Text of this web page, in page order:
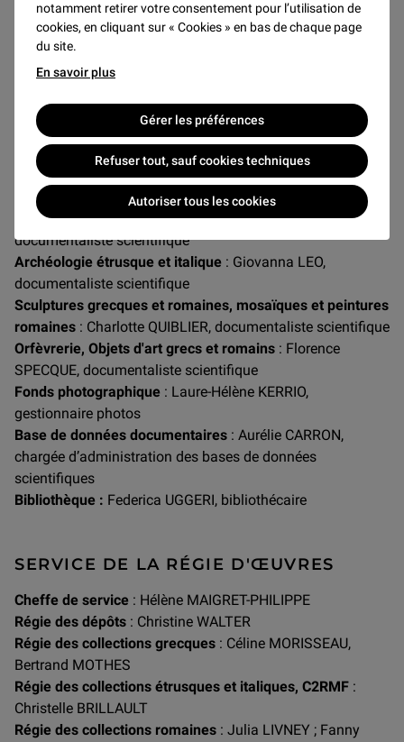
notamment retirer votre consentement pour l’utilisation de
cookies, en cliquant sur « Cookies » en bas de chaque page
du site.
En savoir plus
Gérer les préférences
Refuser tout, sauf cookies techniques
Autoriser tous les cookies
SERVICE D'ÉTUDES ET DE
DOCUMENTATION
Bronzes grecs et romains
: Aurélie CARRON,
documentaliste scientifique
Terres cuites grecques et romaines et inscriptions
grecques: Laura FAVREAU, documentaliste scientifique
Céramique grecque: Alexandra KARDIANOU-MICHEL,
ingénieur d’études ; Sophie PADEL-IMBAUD,
documentaliste scientifique
Archéologie étrusque et italique : Giovanna LEO,
documentaliste scientifique
Sculptures grecques et romaines, mosaïques et peintures
romaines : Charlotte QUIBLIER, documentaliste scientifique
Orfèvrerie, Objets d'art grecs et romains : Florence
SPECQUE, documentaliste scientifique
Fonds photographique : Laure-Hélène KERRIO,
gestionnaire photos
Base de données documentaires : Aurélie CARRON,
chargée d’administration des bases de données
scientifiques
Bibliothèque : Federica UGGERI, bibliothécaire
SERVICE DE LA RÉGIE D'ŒUVRES
Cheffe de service : Hélène MAIGRET-PHILIPPE
Régie des dépôts : Christine WALTER
Régie des collections grecques : Céline MORISSEAU,
Bertrand MOTHES
Régie des collections étrusques et italiques, C2RMF :
Christelle BRILLAULT
Régie des collections romaines : Julia LIVNEY ; Fanny